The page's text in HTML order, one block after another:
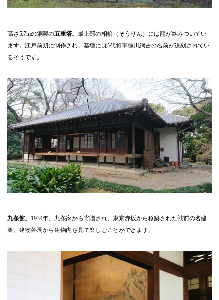
高さ5.7mの銅製の五重塔。最上部の相輪（そうりん）には龍が絡みついてい
ます。江戸前期に制作され、基壇には5代将軍徳川綱吉の名前が線刻されてい
るそうです。
九条館。1934年、九条家から寄贈され、東京赤坂から移築された戦前の名建
築。建物外周から建物内を見て楽しむことができます。